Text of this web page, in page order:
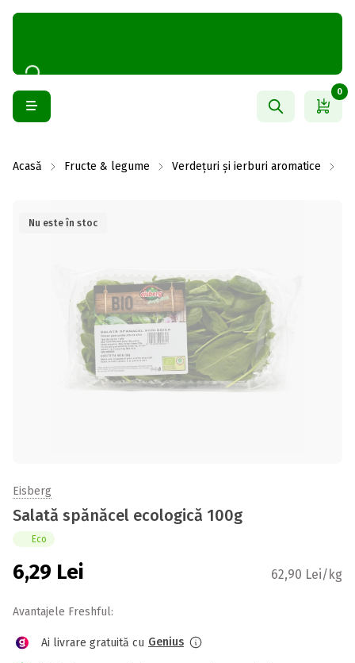
0
Acasă Fructe & legume Verdețuri și ierburi aromatice
Nu este în stoc
Eisberg
Salată spănăcel ecologică 100g
Eco
6,29 Lei 62,90 Lei/kg
Avantajele Freshful:
Ai livrare gratuită cu Genius